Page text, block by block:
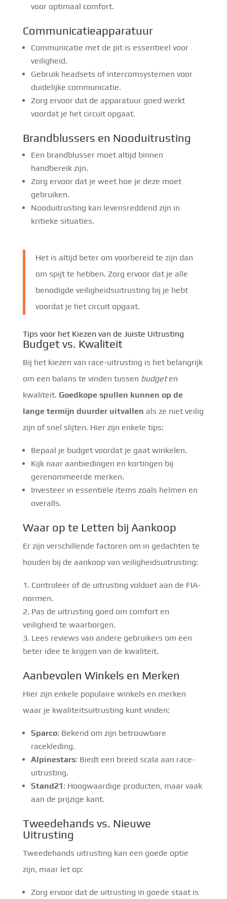
voor optimaal comfort.
Communicatieapparatuur
Communicatie met de pit is essentieel voor
veiligheid.
Gebruik headsets of intercomsystemen voor
duidelijke communicatie.
Zorg ervoor dat de apparatuur goed werkt
voordat je het circuit opgaat.
Brandblussers en Nooduitrusting
Een brandblusser moet altijd binnen
handbereik zijn.
Zorg ervoor dat je weet hoe je deze moet
gebruiken.
Nooduitrusting kan levensreddend zijn in
kritieke situaties.
Het is altijd beter om voorbereid te zijn dan
om spijt te hebben. Zorg ervoor dat je alle
benodigde veiligheidsuitrusting bij je hebt
voordat je het circuit opgaat.
Tips voor het Kiezen van de Juiste Uitrusting
Budget vs. Kwaliteit
Bij het kiezen van race-uitrusting is het belangrijk
om een balans te vinden tussen budgeten
kwaliteit. Goedkope spullen kunnen op de
lange termijn duurder uitvallen als ze niet veilig
zijn of snel slijten. Hier zijn enkele tips:
Bepaal je budget voordat je gaat winkelen.
Kijk naar aanbiedingen en kortingen bij
gerenommeerde merken.
Investeer in essentiële items zoals helmen en
overalls.
Waar op te Letten bij Aankoop
Er zijn verschillende factoren om in gedachten te
houden bij de aankoop van veiligheidsuitrusting:
Controleer of de uitrusting voldoet aan de FIA-
normen.
Pas de uitrusting goed om comfort en
veiligheid te waarborgen.
Lees reviews van andere gebruikers om een
beter idee te krijgen van de kwaliteit.
Aanbevolen Winkels en Merken
Hier zijn enkele populaire winkels en merken
waar je kwaliteitsuitrusting kunt vinden:
Sparco: Bekend om zijn betrouwbare
racekleding.
Alpinestars: Biedt een breed scala aan race-
uitrusting.
Stand21: Hoogwaardige producten, maar vaak
aan de prijzige kant.
Tweedehands vs. Nieuwe
Uitrusting
Tweedehands uitrusting kan een goede optie
zijn, maar let op:
Zorg ervoor dat de uitrusting in goede staat is